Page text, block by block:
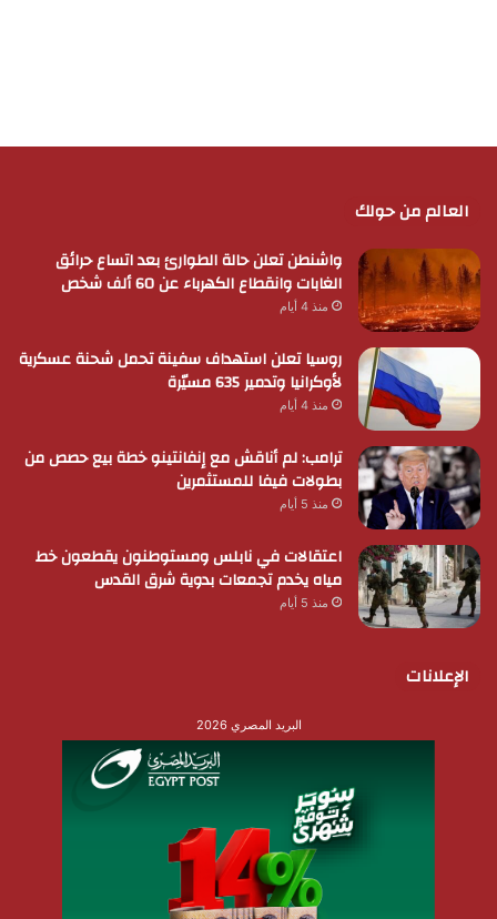
العالم من حولك
واشنطن تعلن حالة الطوارئ بعد اتساع حرائق
الغابات وانقطاع الكهرباء عن 60 ألف شخص
منذ 4 أيام
روسيا تعلن استهداف سفينة تحمل شحنة عسكرية
لأوكرانيا وتدمير 635 مسيّرة
منذ 4 أيام
ترامب: لم أناقش مع إنفانتينو خطة بيع حصص من
بطولات فيفا للمستثمرين
منذ 5 أيام
اعتقالات في نابلس ومستوطنون يقطعون خط
مياه يخدم تجمعات بدوية شرق القدس
منذ 5 أيام
الإعلانات
البريد المصري 2026